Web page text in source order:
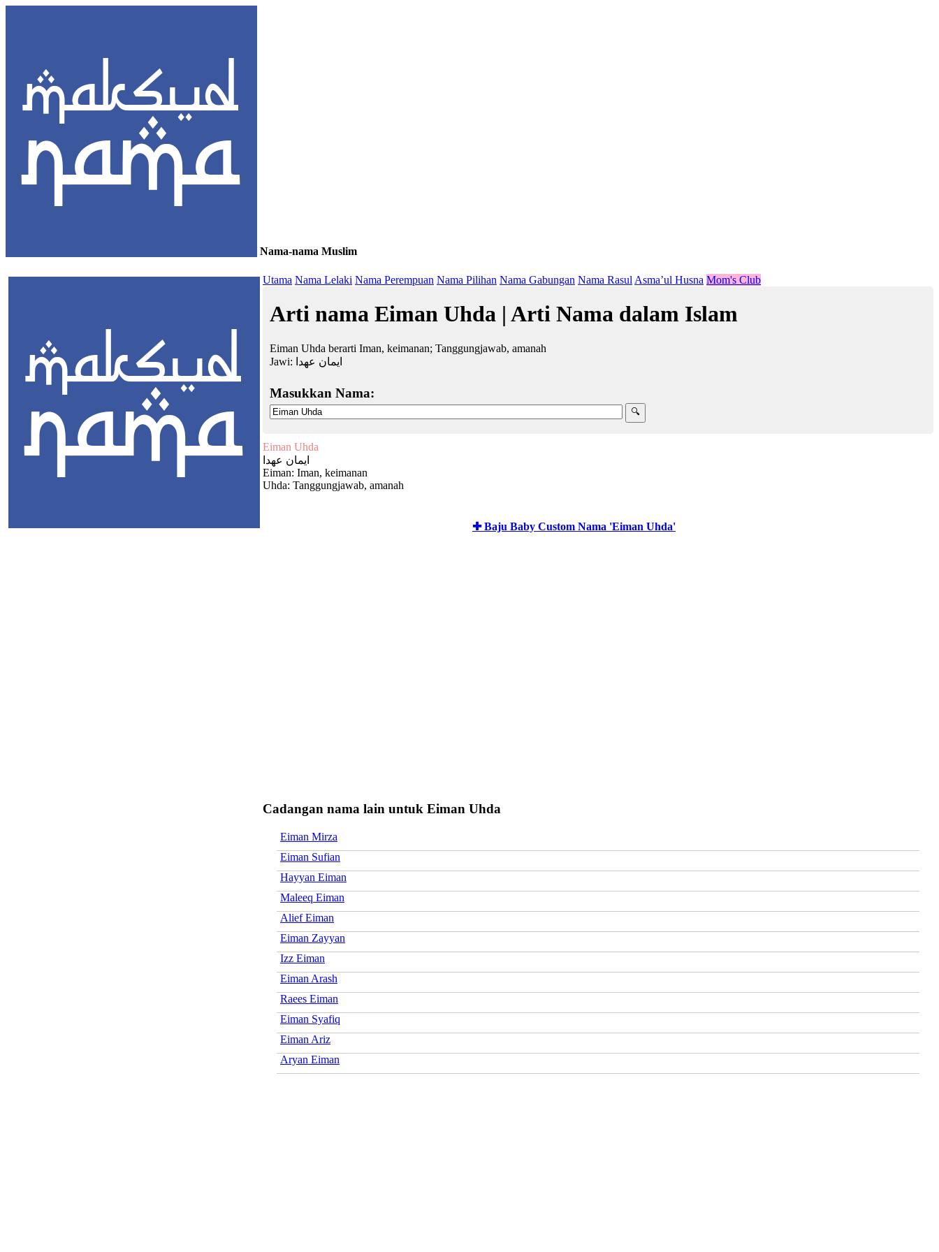
Nama-nama Muslim
Utama Nama Lelaki Nama Perempuan Nama Pilihan Nama Gabungan Nama Rasul Asma’ul Husna Mom's Club
Arti nama Eiman Uhda | Arti Nama dalam Islam
Eiman Uhda berarti Iman, keimanan; Tanggungjawab, amanah
Jawi: ايمان عهدا
Masukkan Nama:
Eiman Uhda
ايمان عهدا
Eiman: Iman, keimanan
Uhda: Tanggungjawab, amanah
✚ Baju Baby Custom Nama 'Eiman Uhda'
Cadangan nama lain untuk Eiman Uhda
Eiman Mirza
Eiman Sufian
Hayyan Eiman
Maleeq Eiman
Alief Eiman
Eiman Zayyan
Izz Eiman
Eiman Arash
Raees Eiman
Eiman Syafiq
Eiman Ariz
Aryan Eiman